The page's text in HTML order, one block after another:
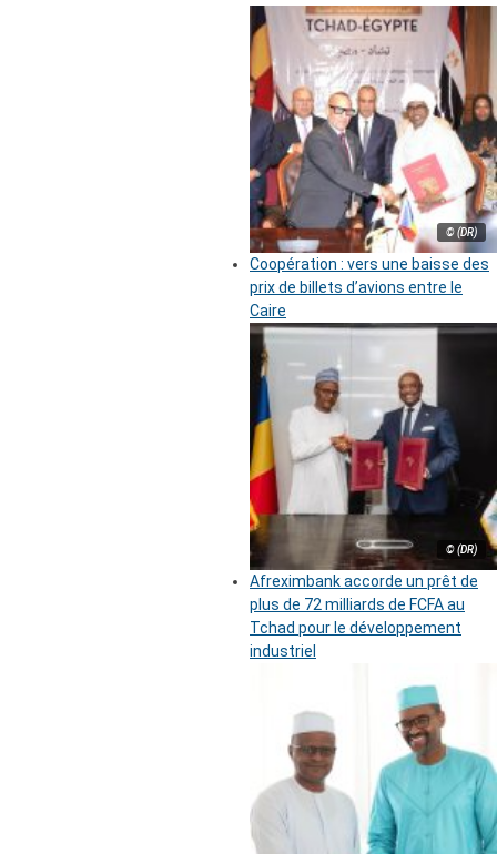
© (DR)
Coopération : vers une baisse des
prix de billets d’avions entre le
Caire
© (DR)
Afreximbank accorde un prêt de
plus de 72 milliards de FCFA au
Tchad pour le développement
industriel